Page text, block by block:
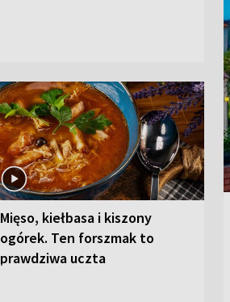
Mięso, kiełbasa i kiszony
ogórek. Ten forszmak to
prawdziwa uczta